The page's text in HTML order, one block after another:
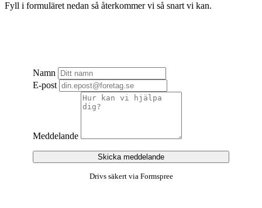
Fyll i formuläret nedan så återkommer vi så snart vi kan.
Namn
E-post
Meddelande
Skicka meddelande
Drivs säkert via Formspree